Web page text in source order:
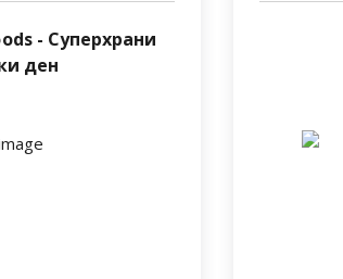
- Суперхрани
ден